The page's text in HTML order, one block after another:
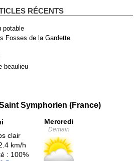
RÉCENTS
potable
Fosses de la Gardette
beaulieu
Symphorien (France)
clair
km/h
: 100%
Mercredi
Demain